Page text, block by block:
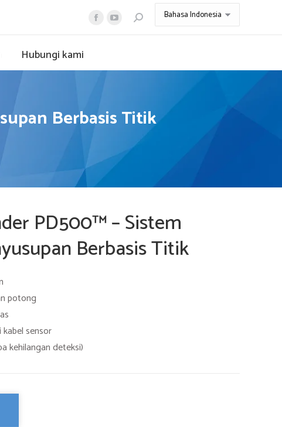
Facebook
in
YouTube
in
Search:
Hubungi kami
Berbasis Titik
PD500™ – Sistem
Berbasis Titik
potong
sensor
kehilangan deteksi)